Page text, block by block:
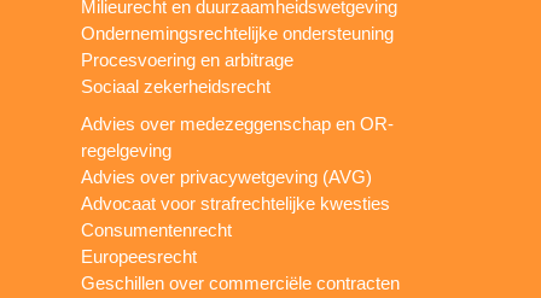
Milieurecht en duurzaamheidswetgeving
Ondernemingsrechtelijke ondersteuning
Procesvoering en arbitrage
Sociaal zekerheidsrecht
Advies over medezeggenschap en OR-
regelgeving
Advies over privacywetgeving (AVG)
Advocaat voor strafrechtelijke kwesties
Consumentenrecht
Europeesrecht
Geschillen over commerciële contracten